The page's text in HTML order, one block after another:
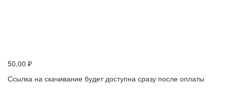
50,00 ₽
Ссылка на скачивание будет доступна сразу после оплаты